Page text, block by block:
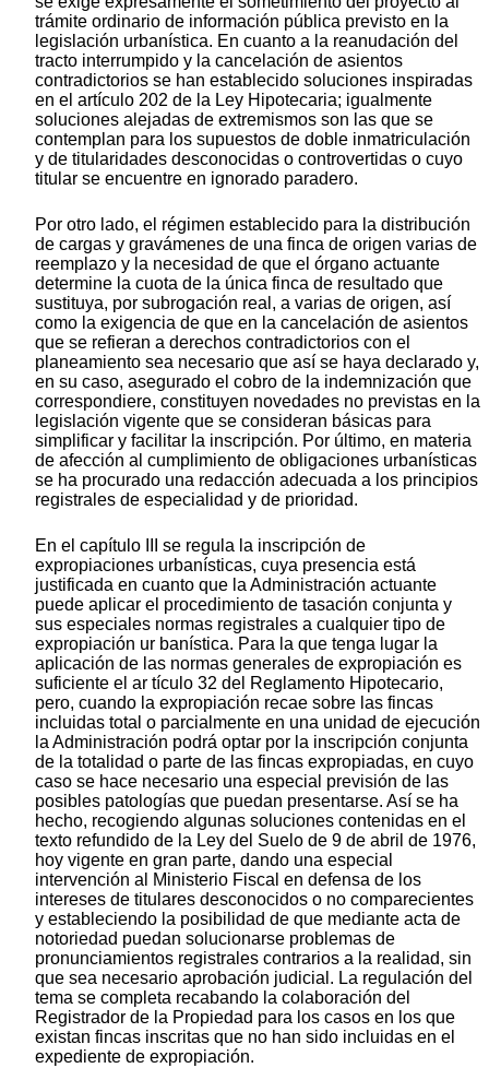
trámite ordinario de información pública previsto en la
legislación urbanística. En cuanto a la reanudación del
tracto interrumpido y la cancelación de asientos
contradictorios se han establecido soluciones inspiradas
en el artículo 202 de la Ley Hipotecaria; igualmente
soluciones alejadas de extremismos son las que se
contemplan para los supuestos de doble inmatriculación
y de titularidades desconocidas o controvertidas o cuyo
titular se encuentre en ignorado paradero.
Por otro lado, el régimen establecido para la distribución
de cargas y gravámenes de una finca de origen varias de
reemplazo y la necesidad de que el órgano actuante
determine la cuota de la única finca de resultado que
sustituya, por subrogación real, a varias de origen, así
como la exigencia de que en la cancelación de asientos
que se refieran a derechos contradictorios con el
planeamiento sea necesario que así se haya declarado y,
en su caso, asegurado el cobro de la indemnización que
correspondiere, constituyen novedades no previstas en la
legislación vigente que se consideran básicas para
simplificar y facilitar la inscripción. Por último, en materia
de afección al cumplimiento de obligaciones urbanísticas
se ha procurado una redacción adecuada a los principios
registrales de especialidad y de prioridad.
En el capítulo III se regula la inscripción de
expropiaciones urbanísticas, cuya presencia está
justificada en cuanto que la Administración actuante
puede aplicar el procedimiento de tasación conjunta y
sus especiales normas registrales a cualquier tipo de
expropiación ur banística. Para la que tenga lugar la
aplicación de las normas generales de expropiación es
suficiente el ar tículo 32 del Reglamento Hipotecario,
pero, cuando la expropiación recae sobre las fincas
incluidas total o parcialmente en una unidad de ejecución
la Administración podrá optar por la inscripción conjunta
de la totalidad o parte de las fincas expropiadas, en cuyo
caso se hace necesario una especial previsión de las
posibles patologías que puedan presentarse. Así se ha
hecho, recogiendo algunas soluciones contenidas en el
texto refundido de la Ley del Suelo de 9 de abril de 1976,
hoy vigente en gran parte, dando una especial
intervención al Ministerio Fiscal en defensa de los
intereses de titulares desconocidos o no comparecientes
y estableciendo la posibilidad de que mediante acta de
notoriedad puedan solucionarse problemas de
pronunciamientos registrales contrarios a la realidad, sin
que sea necesario aprobación judicial. La regulación del
tema se completa recabando la colaboración del
Registrador de la Propiedad para los casos en los que
existan fincas inscritas que no han sido incluidas en el
expediente de expropiación.